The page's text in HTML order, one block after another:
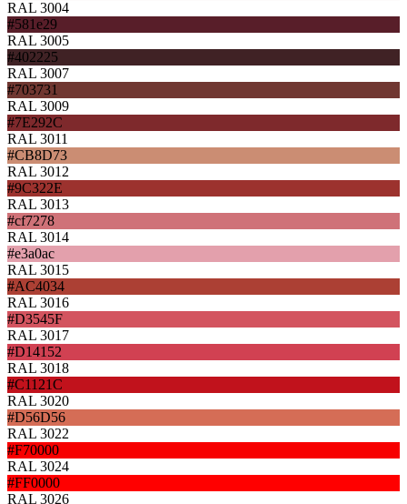
RAL 3004
#581e29
RAL 3005
#402225
RAL 3007
#703731
RAL 3009
#7E292C
RAL 3011
#CB8D73
RAL 3012
#9C322E
RAL 3013
#cf7278
RAL 3014
#e3a0ac
RAL 3015
#AC4034
RAL 3016
#D3545F
RAL 3017
#D14152
RAL 3018
#C1121C
RAL 3020
#D56D56
RAL 3022
#F70000
RAL 3024
#FF0000
RAL 3026